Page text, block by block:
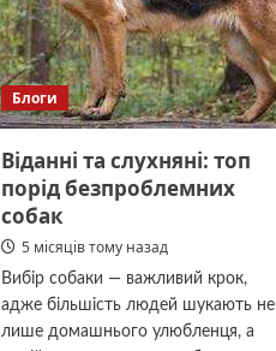
достойная
функциональность
Блоги
Віданні та слухняні: топ
порід безпроблемних
собак
5 місяців тому назад
Вибір собаки — важливий крок,
адже більшість людей шукають не
лише домашнього улюбленця, а